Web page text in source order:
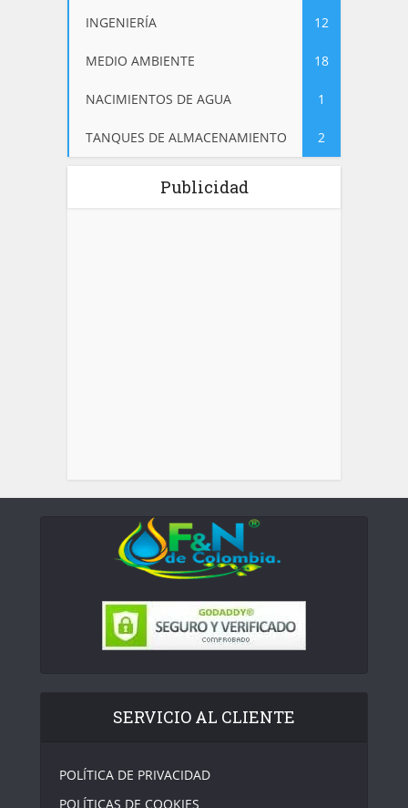
INGENIERÍA 12
MEDIO AMBIENTE 18
NACIMIENTOS DE AGUA 1
TANQUES DE ALMACENAMIENTO 2
Publicidad
SERVICIO AL CLIENTE
POLÍTICA DE PRIVACIDAD
POLÍTICAS DE COOKIES